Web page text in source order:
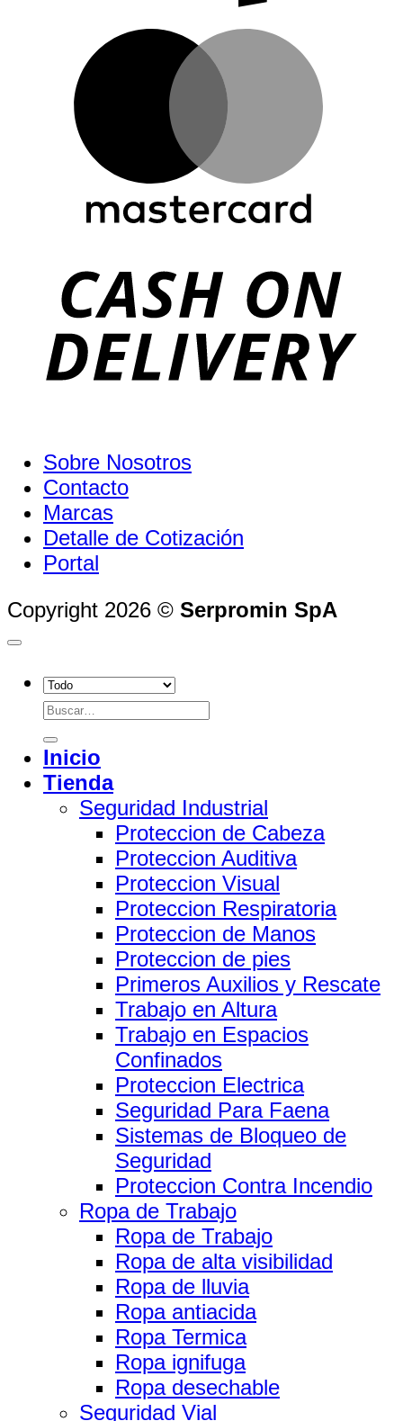
Sobre Nosotros
Contacto
Marcas
Detalle de Cotización
Portal
Copyright 2026 © Serpromin SpA
Buscar
por:
Inicio
Tienda
Seguridad Industrial
Proteccion de Cabeza
Proteccion Auditiva
Proteccion Visual
Proteccion Respiratoria
Proteccion de Manos
Proteccion de pies
Primeros Auxilios y Rescate
Trabajo en Altura
Trabajo en Espacios
Confinados
Proteccion Electrica
Seguridad Para Faena
Sistemas de Bloqueo de
Seguridad
Proteccion Contra Incendio
Ropa de Trabajo
Ropa de Trabajo
Ropa de alta visibilidad
Ropa de lluvia
Ropa antiacida
Ropa Termica
Ropa ignifuga
Ropa desechable
Seguridad Vial